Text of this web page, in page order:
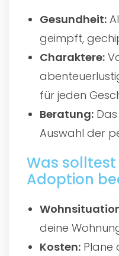
Gesundheit:
geimpft,
Charaktere:
für jeden
Beratung:
Auswahl der
Was
Adoption
deine
Kosten: Plane